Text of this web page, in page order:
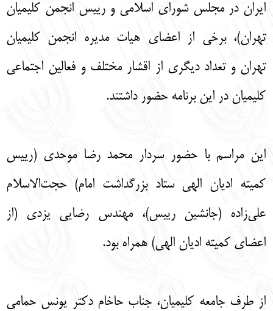
ایران در مجلس شورای اسلامی و رییس انجمن کلیمیان
تهران)، برخی از اعضای هیات مدیره انجمن کلیمیان
تهران و تعداد دیگری از اقشار مختلف و فعالین اجتماعی
کلیمیان در این برنامه حضور داشتند.
این مراسم با حضور سردار محمد رضا موحدی (رییس
کمیته ادیان الهی ستاد بزرگداشت امام) حجت‌الاسلام
علی‌زاده (جانشین رییس)، مهندس رضایی یزدی (از
اعضای کمیته ادیان الهی) همراه بود.
از طرف جامعه کلیمیان، جناب حاخام دکتر یونس حمامی